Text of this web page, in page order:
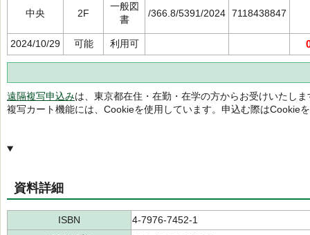
中央 2F
一般図
書
/366.8/5391/2024 7118438847
2024/10/29 可能 利用可
遠隔複写申込みは、東京都在住・在勤・在学の方からお受けいたしま
複写カート機能には、Cookieを使用しています。申込む際はCookie
資料詳細
ISBN
4-7976-7452-1